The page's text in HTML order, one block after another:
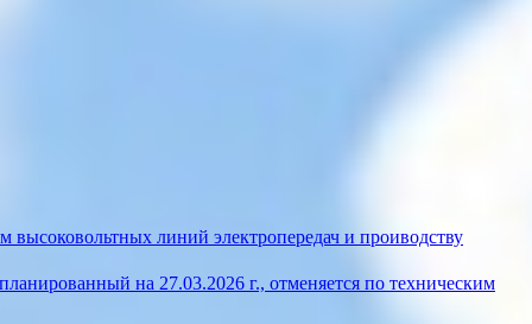
линий электропередач и проиводству
на 27.03.2026 г., отменяется по техническим